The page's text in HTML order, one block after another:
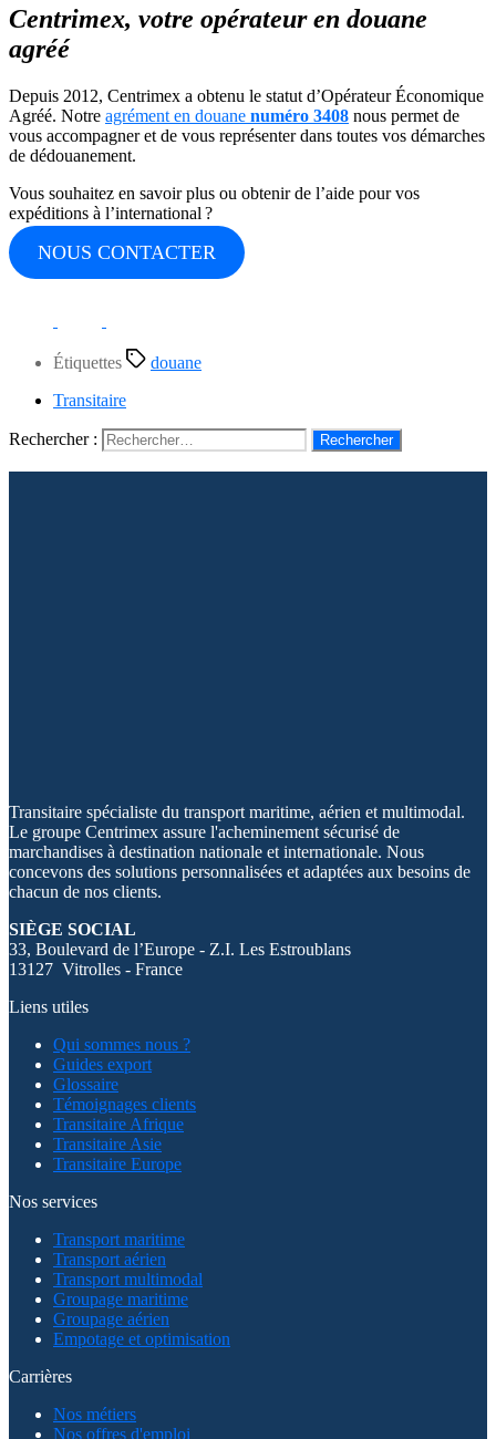
Centrimex, votre opérateur en douane
agréé
Depuis 2012, Centrimex a obtenu le statut d’Opérateur Économique
Agréé. Notre agrément en douane numéro 3408 nous permet de
vous accompagner et de vous représenter dans toutes vos démarches
de dédouanement.
Vous souhaitez en savoir plus ou obtenir de l’aide pour vos
expéditions à l’international ?
NOUS CONTACTER
Étiquettes
douane
Transitaire
Rechercher :
Transitaire spécialiste du transport maritime, aérien et multimodal.
Le groupe Centrimex assure l'acheminement sécurisé de
marchandises à destination nationale et internationale. Nous
concevons des solutions personnalisées et adaptées aux besoins de
chacun de nos clients.
SIÈGE SOCIAL
33, Boulevard de l’Europe - Z.I. Les Estroublans
13127 Vitrolles - France
Liens utiles
Qui sommes nous ?
Guides export
Glossaire
Témoignages clients
Transitaire Afrique
Transitaire Asie
Transitaire Europe
Nos services
Transport maritime
Transport aérien
Transport multimodal
Groupage maritime
Groupage aérien
Empotage et optimisation
Carrières
Nos métiers
Nos offres d'emploi